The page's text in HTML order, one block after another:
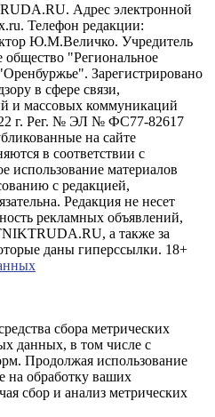
Адрес электронной
Телефон редакции:
Ю.М.Величко. Учредитель
"Региональное
Зарегистрировано
в сфере связи,
и массовых коммуникаций
г. Рег. № ЭЛ № ФС77-82617
на сайте
в соответствии с
использование материалов
с редакцией,
Редакция не несет
рекламных объявлений,
а также за
даны гиперссылки. 18+
сбора метрических
данных, в том числе с
Продолжая использование
на обработку ваших
сбор и анализ метрических